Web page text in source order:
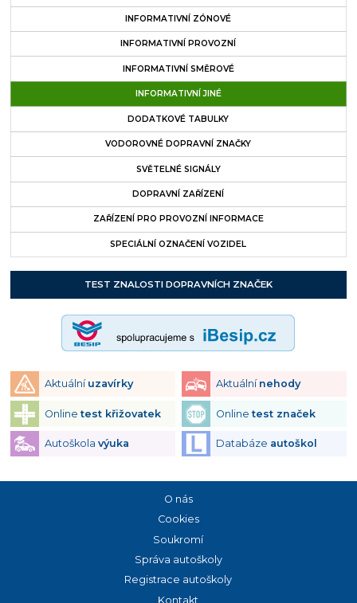
INFORMATIVNÍ ZÓNOVÉ
INFORMATIVNÍ PROVOZNÍ
INFORMATIVNÍ SMĚROVÉ
INFORMATIVNÍ JINÉ
DODATKOVÉ TABULKY
VODOROVNÉ DOPRAVNÍ ZNAČKY
SVĚTELNÉ SIGNÁLY
DOPRAVNÍ ZAŘÍZENÍ
ZAŘÍZENÍ PRO PROVOZNÍ INFORMACE
SPECIÁLNÍ OZNAČENÍ VOZIDEL
TEST ZNALOSTI DOPRAVNÍCH ZNAČEK
Aktuální uzavírky Aktuální nehody
Onlinetest křižovatek Onlinetest značek
Autoškola výuka Databáze autoškol
O nás
Cookies
Soukromí
Správa autoškoly
Registrace autoškoly
Kontakt